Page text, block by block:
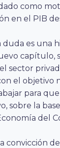
como
en el PIB
duda es una
capítulo,
sector
el objetivo
para
sobre la
del
convicción